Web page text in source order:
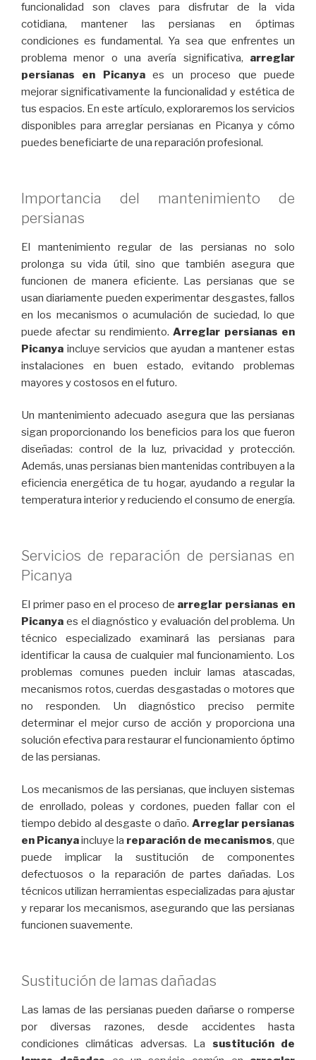
funcionalidad son claves para disfrutar de la vida
cotidiana, mantener las persianas en óptimas
condiciones es fundamental. Ya sea que enfrentes un
problema menor o una avería significativa, arreglar
persianas en Picanyaes un proceso que puede
mejorar significativamente la funcionalidad y estética de
tus espacios. En este artículo, exploraremos los servicios
disponibles para arreglar persianas en Picanya y cómo
puedes beneficiarte de una reparación profesional.
Importancia del mantenimiento de
persianas
El mantenimiento regular de las persianas no solo
prolonga su vida útil, sino que también asegura que
funcionen de manera eficiente. Las persianas que se
usan diariamente pueden experimentar desgastes, fallos
en los mecanismos o acumulación de suciedad, lo que
puede afectar su rendimiento.Arreglar persianas en
Picanya incluye servicios que ayudan a mantener estas
instalaciones en buen estado, evitando problemas
mayores y costosos en el futuro.
Un mantenimiento adecuado asegura que las persianas
sigan proporcionando los beneficios para los que fueron
diseñadas: control de la luz, privacidad y protección.
Además, unas persianas bien mantenidas contribuyen a la
eficiencia energética de tu hogar, ayudando a regular la
temperatura interior y reduciendo el consumo de energía.
Servicios de reparación de persianas en
Picanya
El primer paso en el proceso de arreglar persianas en
Picanya es el diagnóstico y evaluación del problema. Un
técnico especializado examinará las persianas para
identificar la causa de cualquier mal funcionamiento. Los
problemas comunes pueden incluir lamas atascadas,
mecanismos rotos, cuerdas desgastadas o motores que
no responden. Un diagnóstico preciso permite
determinar el mejor curso de acción y proporciona una
solución efectiva para restaurar el funcionamiento óptimo
de las persianas.
Los mecanismos de las persianas, que incluyen sistemas
de enrollado, poleas y cordones, pueden fallar con el
tiempo debido al desgaste o daño. Arreglar persianas
en Picanyaincluye la reparación de mecanismos, que
puede implicar la sustitución de componentes
defectuosos o la reparación de partes dañadas. Los
técnicos utilizan herramientas especializadas para ajustar
y reparar los mecanismos, asegurando que las persianas
funcionen suavemente.
Sustitución de lamas dañadas
Las lamas de las persianas pueden dañarse o romperse
por diversas razones, desde accidentes hasta
condiciones climáticas adversas. La sustitución de